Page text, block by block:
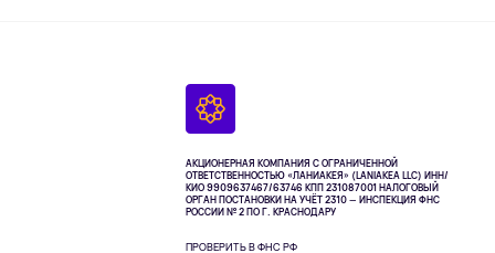
АКЦИОНЕРНАЯ КОМПАНИЯ С ОГРАНИЧЕННОЙ
ОТВЕТСТВЕННОСТЬЮ «ЛАНИАКЕЯ» (LANIAKEA LLC) ИНН/
КИО 9909637467/63746 КПП 231087001НАЛОГОВЫЙ
ОРГАН ПОСТАНОВКИ НА УЧЁТ 2310 — ИНСПЕКЦИЯ ФНС
РОССИИ № 2 ПО Г. КРАСНОДАРУ
ПРОВЕРИТЬ В ФНС РФ